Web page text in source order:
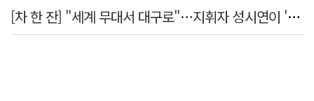
[차 한 잔] "세계 무대서 대구로"…지휘자 성시연이 '유스 오케스트라'와 만든 무대